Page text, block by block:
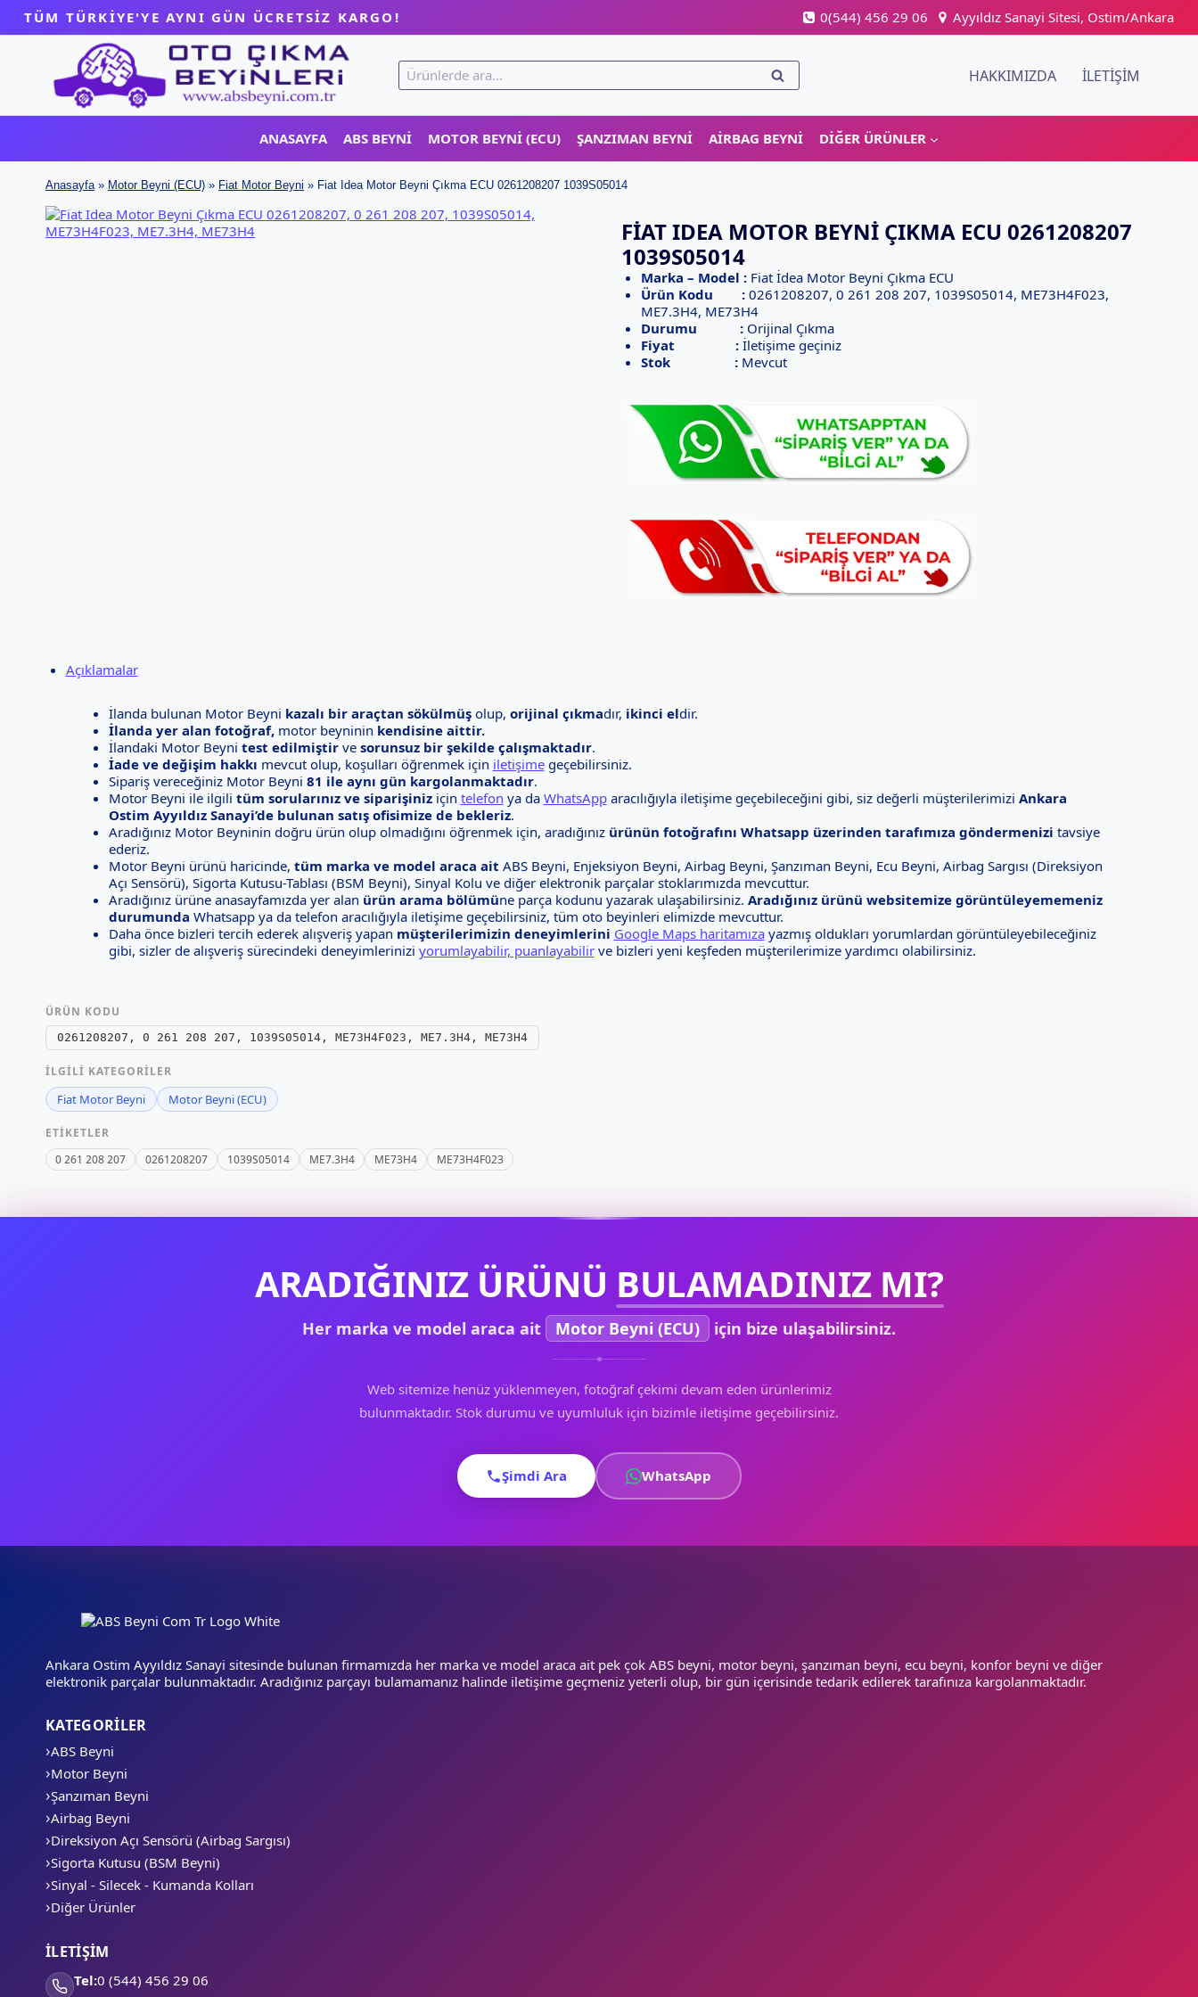
content
TÜM TÜRKİYE'YE AYNI GÜN ÜCRETSİZ KARGO! 0(544) 456 29 06 Ayyıldız Sanayi Sitesi, Ostim/Ankara
Ara:
ARA HAKKIMIZDA İLETIŞIM
ANASAYFA ABS BEYNI MOTOR BEYNI (ECU) ŞANZIMAN BEYNI AIRBAG BEYNI DIĞER ÜRÜNLER
Anasayfa» Motor Beyni (ECU) » Fiat Motor Beyni » Fiat Idea Motor Beyni Çıkma ECU 0261208207 1039S05014
FIAT IDEA MOTOR BEYNI ÇIKMA ECU 0261208207
1039S05014
Marka – Model : Fiat İdea Motor Beyni Çıkma ECU
Ürün Kodu : 0261208207, 0 261 208 207, 1039S05014, ME73H4F023,
ME7.3H4, ME73H4
Durumu : Orijinal Çıkma
Fiyat : İletişime geçiniz
Stok : Mevcut
Açıklamalar
İlanda bulunan Motor Beyni kazalı bir araçtan sökülmüşolup, orijinal çıkmadır, ikinci eldir.
İlanda yer alan fotoğraf,motor beyninin kendisine aittir.
İlandaki Motor Beyni test edilmiştirve sorunsuz bir şekilde çalışmaktadır.
İade ve değişim hakkı mevcut olup, koşulları öğrenmek için iletişimegeçebilirsiniz.
Sipariş vereceğiniz Motor Beyni 81 ile aynı gün kargolanmaktadır.
Motor Beyni ile ilgili tüm sorularınız ve siparişiniziçin telefon ya da WhatsApparacılığıyla iletişime geçebileceğini gibi, siz değerli müşterilerimizi Ankara
Ostim Ayyıldız Sanayi’de bulunan satış ofisimize de bekleriz.
Aradığınız Motor Beyninin doğru ürün olup olmadığını öğrenmek için, aradığınız ürünün fotoğrafını Whatsapp üzerinden tarafımıza göndermenizi tavsiye
ederiz.
Motor Beyni ürünü haricinde, tüm marka ve model araca ait ABS Beyni, Enjeksiyon Beyni, Airbag Beyni, Şanzıman Beyni, Ecu Beyni, Airbag Sargısı (Direksiyon
Açı Sensörü), Sigorta Kutusu-Tablası (BSM Beyni), Sinyal Kolu ve diğer elektronik parçalar stoklarımızda mevcuttur.
Aradığınız ürüne anasayfamızda yer alan ürün arama bölümüne parça kodunu yazarak ulaşabilirsiniz. Aradığınız ürünü websitemize görüntüleyememeniz
durumunda Whatsapp ya da telefon aracılığıyla iletişime geçebilirsiniz, tüm oto beyinleri elimizde mevcuttur.
Daha önce bizleri tercih ederek alışveriş yapan müşterilerimizin deneyimlerini Google Maps haritamızayazmış oldukları yorumlardan görüntüleyebileceğiniz
gibi, sizler de alışveriş sürecindeki deneyimlerinizi yorumlayabilir, puanlayabilirve bizleri yeni keşfeden müşterilerimize yardımcı olabilirsiniz.
ÜRÜN KODU
0261208207, 0 261 208 207, 1039S05014, ME73H4F023, ME7.3H4, ME73H4
İLGILI KATEGORILER
Fiat Motor Beyni Motor Beyni (ECU)
ETIKETLER
0 261 208 207
0261208207 1039S05014 ME7.3H4 ME73H4 ME73H4F023
ARADIĞINIZ ÜRÜNÜ BULAMADINIZ MI?
Her marka ve model araca ait Motor Beyni (ECU) için bize ulaşabilirsiniz.
Web sitemize henüz yüklenmeyen, fotoğraf çekimi devam eden ürünlerimiz
bulunmaktadır. Stok durumu ve uyumluluk için bizimle iletişime geçebilirsiniz.
Şimdi Ara WhatsApp
Ankara Ostim Ayyıldız Sanayi sitesinde bulunan firmamızda her marka ve model araca ait pek çok ABS beyni, motor beyni, şanzıman beyni, ecu beyni, konfor beyni ve diğer
elektronik parçalar bulunmaktadır. Aradığınız parçayı bulamamanız halinde iletişime geçmeniz yeterli olup, bir gün içerisinde tedarik edilerek tarafınıza kargolanmaktadır.
KATEGORİLER
ABS Beyni
Motor Beyni
Şanzıman Beyni
Airbag Beyni
Direksiyon Açı Sensörü (Airbag Sargısı)
Sigorta Kutusu (BSM Beyni)
Sinyal - Silecek - Kumanda Kolları
Diğer Ürünler
İLETİŞİM
Tel:0 (544) 456 29 06